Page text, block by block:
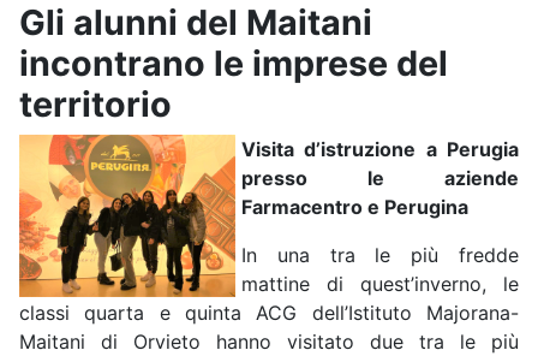
Gli alunni del Maitani
incontrano le imprese del
territorio
Visita d’istruzione a Perugia
presso le aziende
Farmacentro e Perugina
In una tra le più fredde
mattine di quest’inverno, le
classi quarta e quinta ACG dell’Istituto Majorana-
Maitani di Orvieto hanno visitato due tra le più